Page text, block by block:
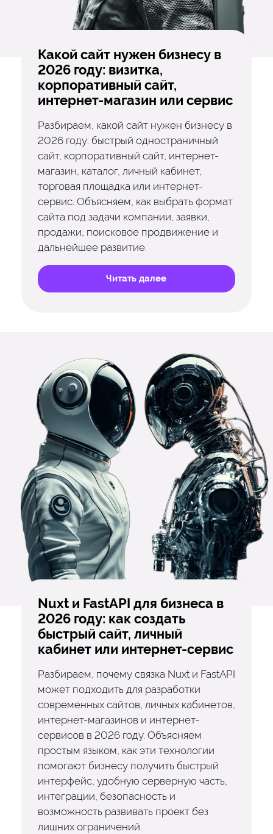
Какой сайт нужен бизнесу в
2026 году: визитка,
корпоративный сайт,
интернет-магазин или сервис
Разбираем, какой сайт нужен бизнесу в
2026 году: быстрый одностраничный
сайт, корпоративный сайт, интернет-
магазин, каталог, личный кабинет,
торговая площадка или интернет-
сервис. Объясняем, как выбрать формат
сайта под задачи компании, заявки,
продажи, поисковое продвижение и
дальнейшее развитие.
Читать далее
Nuxt и FastAPI для бизнеса в
2026 году: как создать
быстрый сайт, личный
кабинет или интернет-сервис
Разбираем, почему связка Nuxt и FastAPI
может подходить для разработки
современных сайтов, личных кабинетов,
интернет-магазинов и интернет-
сервисов в 2026 году. Объясняем
простым языком, как эти технологии
помогают бизнесу получить быстрый
интерфейс, удобную серверную часть,
интеграции, безопасность и
возможность развивать проект без
лишних ограничений.